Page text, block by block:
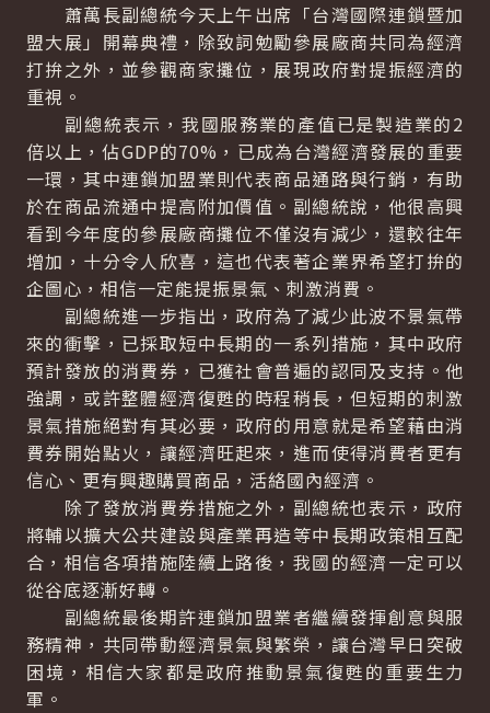
蕭萬長副總統今天上午出席「台灣國際連鎖暨加
盟大展」開幕典禮，除致詞勉勵參展廠商共同為經濟
打拚之外，並參觀商家攤位，展現政府對提振經濟的
重視。
副總統表示，我國服務業的產值已是製造業的2
倍以上，佔GDP的70%，已成為台灣經濟發展的重要
一環，其中連鎖加盟業則代表商品通路與行銷，有助
於在商品流通中提高附加價值。副總統說，他很高興
看到今年度的參展廠商攤位不僅沒有減少，還較往年
增加，十分令人欣喜，這也代表著企業界希望打拚的
企圖心，相信一定能提振景氣、刺激消費。
副總統進一步指出，政府為了減少此波不景氣帶
來的衝擊，已採取短中長期的一系列措施，其中政府
預計發放的消費券，已獲社會普遍的認同及支持。他
強調，或許整體經濟復甦的時程稍長，但短期的刺激
景氣措施絕對有其必要，政府的用意就是希望藉由消
費券開始點火，讓經濟旺起來，進而使得消費者更有
信心、更有興趣購買商品，活絡國內經濟。
除了發放消費券措施之外，副總統也表示，政府
將輔以擴大公共建設與產業再造等中長期政策相互配
合，相信各項措施陸續上路後，我國的經濟一定可以
從谷底逐漸好轉。
副總統最後期許連鎖加盟業者繼續發揮創意與服
務精神，共同帶動經濟景氣與繁榮，讓台灣早日突破
困境，相信大家都是政府推動景氣復甦的重要生力
軍。